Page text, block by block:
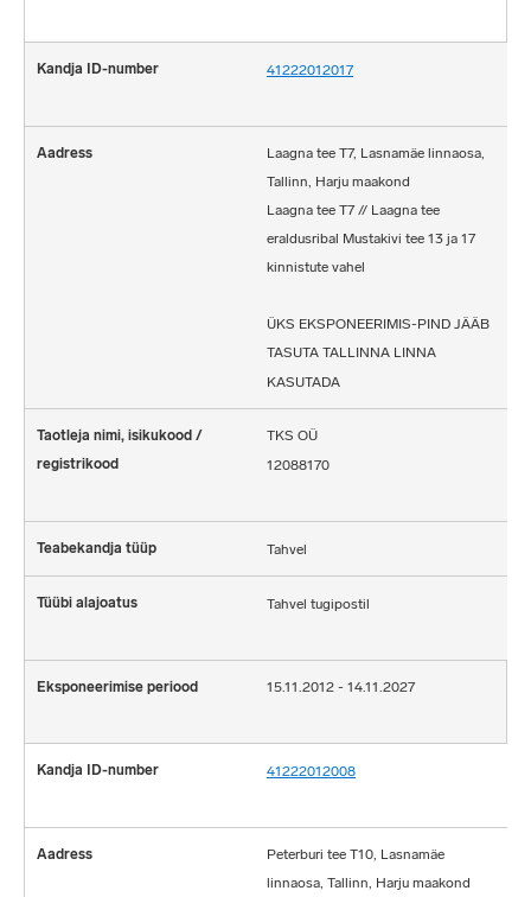
41222012017
Laagna tee T7, Lasnamäe linnaosa,
Tallinn, Harju maakond
Laagna tee T7 // Laagna tee
eraldusribal Mustakivi tee 13 ja 17
kinnistute vahel
ÜKS EKSPONEERIMIS-PIND JÄÄB
TASUTA TALLINNA LINNA
KASUTADA
TKS OÜ
12088170
Tahvel
Tahvel tugipostil
15.11.2012 - 14.11.2027
41222012008
Peterburi tee T10, Lasnamäe
linnaosa, Tallinn, Harju maakond